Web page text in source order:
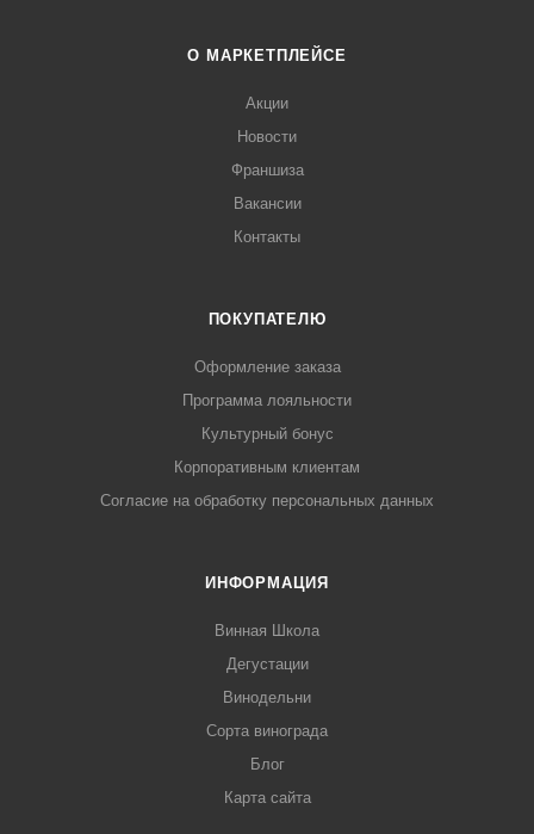
О МАРКЕТПЛЕЙСЕ
Акции
Новости
Франшиза
Вакансии
Контакты
ПОКУПАТЕЛЮ
Оформление заказа
Программа лояльности
Культурный бонус
Корпоративным клиентам
Согласие на обработку персональных данных
ИНФОРМАЦИЯ
Винная Школа
Дегустации
Винодельни
Сорта винограда
Блог
Карта сайта